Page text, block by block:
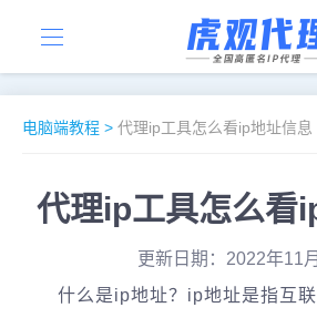
电脑端教程 > 代理ip工具怎么看ip地址信息
代理ip工具怎么看
更新日期：2022年11
什么是ip地址？ip地址是指互